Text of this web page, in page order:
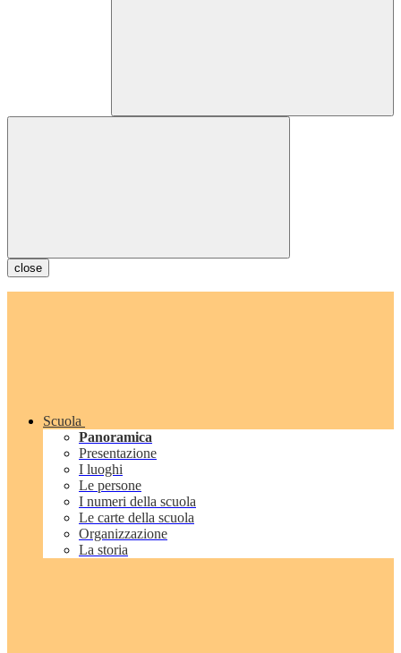
close
Scuola
Panoramica
Presentazione
I luoghi
Le persone
I numeri della scuola
Le carte della scuola
Organizzazione
La storia